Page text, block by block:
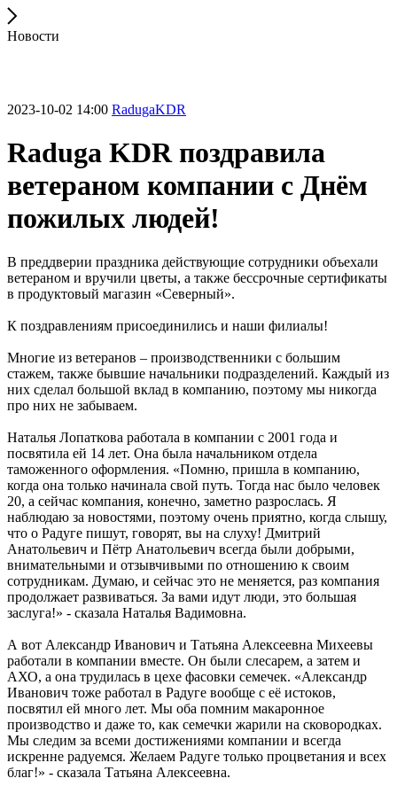
Новости
2023-10-02 14:00 RadugaKDR
Raduga KDR поздравила
ветераном компании с Днём
пожилых людей!
В преддверии праздника действующие сотрудники объехали
ветераном и вручили цветы, а также бессрочные сертификаты
в продуктовый магазин «Северный».
К поздравлениям присоединились и наши филиалы!
Многие из ветеранов – производственники с большим
стажем, также бывшие начальники подразделений. Каждый из
них сделал большой вклад в компанию, поэтому мы никогда
про них не забываем.
Наталья Лопаткова работала в компании с 2001 года и
посвятила ей 14 лет. Она была начальником отдела
таможенного оформления. «Помню, пришла в компанию,
когда она только начинала свой путь. Тогда нас было человек
20, а сейчас компания, конечно, заметно разрослась. Я
наблюдаю за новостями, поэтому очень приятно, когда слышу,
что о Радуге пишут, говорят, вы на слуху! Дмитрий
Анатольевич и Пётр Анатольевич всегда были добрыми,
внимательными и отзывчивыми по отношению к своим
сотрудникам. Думаю, и сейчас это не меняется, раз компания
продолжает развиваться. За вами идут люди, это большая
заслуга!» - сказала Наталья Вадимовна.
А вот Александр Иванович и Татьяна Алексеевна Михеевы
работали в компании вместе. Он были слесарем, а затем и
АХО, а она трудилась в цехе фасовки семечек. «Александр
Иванович тоже работал в Радуге вообще с её истоков,
посвятил ей много лет. Мы оба помним макаронное
производство и даже то, как семечки жарили на сковородках.
Мы следим за всеми достижениями компании и всегда
искренне радуемся. Желаем Радуге только процветания и всех
благ!» - сказала Татьяна Алексеевна.